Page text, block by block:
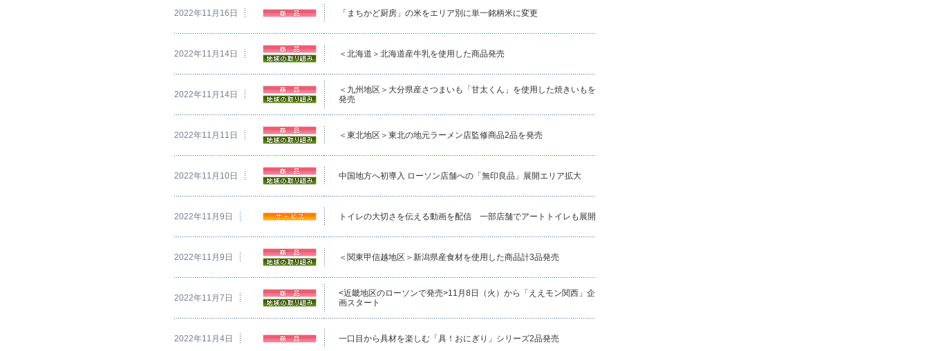
2022年11月16日 「まちかど厨房」の米をエリア別に単一銘柄米に変更
2022年11月14日 ＜北海道＞北海道産牛乳を使用した商品発売
2022年11月14日
＜九州地区＞大分県産さつまいも「甘太くん」を使用した焼きいもを
発売
2022年11月11日 ＜東北地区＞東北の地元ラーメン店監修商品2品を発売
2022年11月10日 中国地方へ初導入 ローソン店舗への「無印良品」展開エリア拡大
2022年11月9日 トイレの大切さを伝える動画を配信 一部店舗でアートトイレも展開
2022年11月9日 ＜関東甲信越地区＞新潟県産食材を使用した商品計3品発売
2022年11月7日
<近畿地区のローソンで発売>11月8日（火）から「ええモン関西」企
画スタート
2022年11月4日 一口目から具材を楽しむ「具！おにぎり」シリーズ2品発売